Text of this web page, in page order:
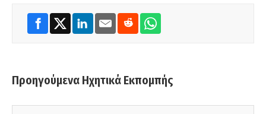
Προηγούμενα Ηχητικά Εκπομπής